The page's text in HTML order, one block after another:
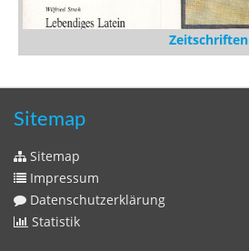
Zeitschriften
Sitemap
Sitemap
Impressum
Datenschutzerklärung
Statistik
Kontakt